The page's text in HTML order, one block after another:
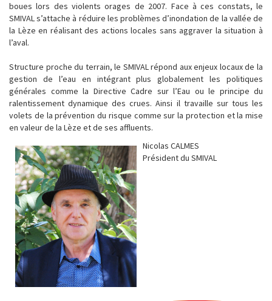
boues lors des violents orages de 2007. Face à ces constats, le
SMIVAL s’attache à réduire les problèmes d’inondation de la vallée de
la Lèze en réalisant des actions locales sans aggraver la situation à
l’aval.
Structure proche du terrain, le SMIVAL répond aux enjeux locaux de la
gestion de l’eau en intégrant plus globalement les politiques
générales comme la Directive Cadre sur l’Eau ou le principe du
ralentissement dynamique des crues. Ainsi il travaille sur tous les
volets de la prévention du risque comme sur la protection et la mise
en valeur de la Lèze et de ses affluents.
Nicolas CALMES
Président du SMIVAL